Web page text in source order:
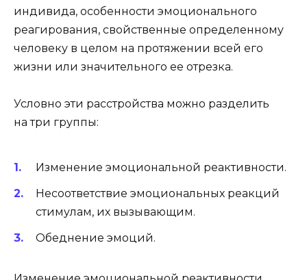
индивида, особенности эмоционального
реагирования, свойственные определенному
человеку в целом на протяжении всей его
жизни или значительного ее отрезка.
Условно эти расстройства можно разделить
на три группы:
Изменение эмоциональной реактивности.
Несоответствие эмоциональных реакций
стимулам, их вызывающим.
Обеднение эмоций.